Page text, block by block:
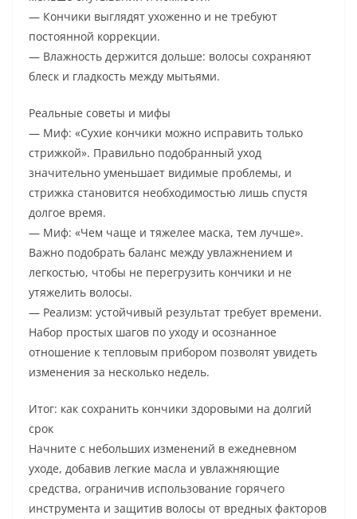
— Кончики выглядят ухоженно и не требуют
постоянной коррекции.
— Влажность держится дольше: волосы сохраняют
блеск и гладкость между мытьями.
Реальные советы и мифы
— Миф: «Сухие кончики можно исправить только
стрижкой». Правильно подобранный уход
значительно уменьшает видимые проблемы, и
стрижка становится необходимостью лишь спустя
долгое время.
— Миф: «Чем чаще и тяжелее маска, тем лучше».
Важно подобрать баланс между увлажнением и
легкостью, чтобы не перегрузить кончики и не
утяжелить волосы.
— Реализм: устойчивый результат требует времени.
Набор простых шагов по уходу и осознанное
отношение к тепловым прибором позволят увидеть
изменения за несколько недель.
Итог: как сохранить кончики здоровыми на долгий
срок
Начните с небольших изменений в ежедневном
уходе, добавив легкие масла и увлажняющие
средства, ограничив использование горячего
инструмента и защитив волосы от вредных факторов